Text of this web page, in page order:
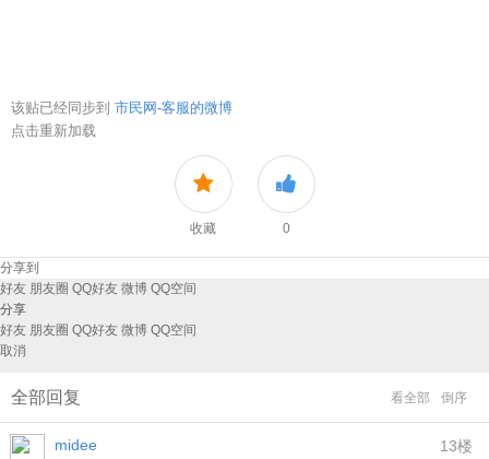
该贴已经同步到 市民网-客服的微博
点击重新加载
收藏 0
分享到
好友 朋友圈 QQ好友 微博 QQ空间
分享
好友 朋友圈 QQ好友 微博 QQ空间
取消
全部回复 倒序
看全部
midee 13楼